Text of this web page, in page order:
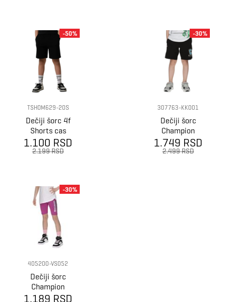
TSHOM629-20S
Dečiji šorc 4f
Shorts cas
m629
1.100 RSD
2.199 RSD
-50%
307763-KK001
Dečiji šorc
Champion
College boy
shorts
1.749 RSD
2.499 RSD
-30%
405200-VS052
Dečiji šorc
Champion
Glitter short
1.189 RSD
-30%